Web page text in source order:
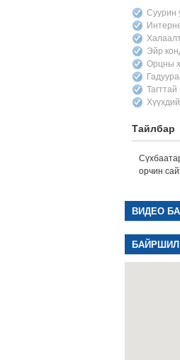
Суурин
Эйр
Орцны
Тагттай
Тайлбар
орчин
ВИДЕО
БАЙРШИЛ